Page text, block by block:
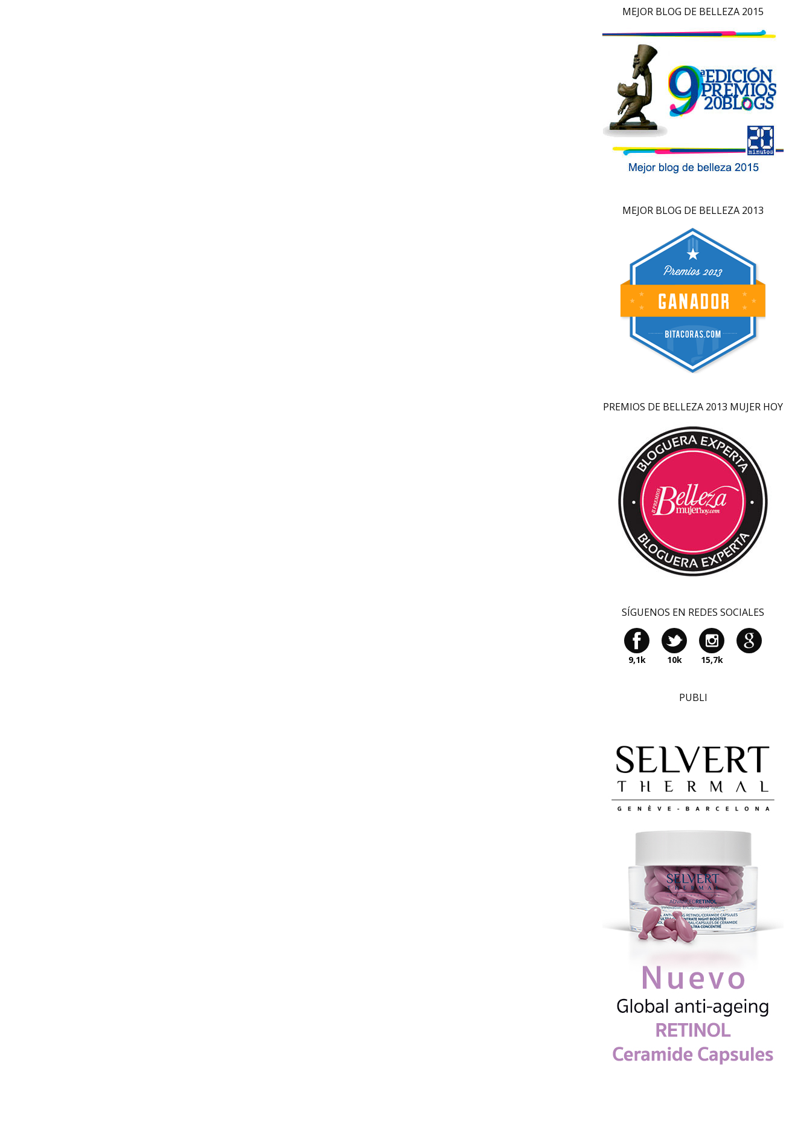
MEJOR BLOG DE BELLEZA 2015
MEJOR BLOG DE BELLEZA 2013
PREMIOS DE BELLEZA 2013 MUJER HOY
SÍGUENOS EN REDES SOCIALES
9,1k 10k 15,7k
PUBLI